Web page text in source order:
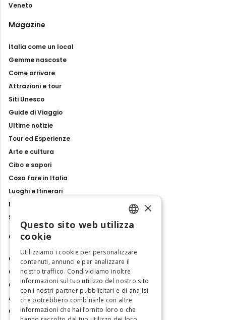
Veneto
Magazine
Italia come un local
Gemme nascoste
Come arrivare
Attrazioni e tour
Siti Unesco
Guide di Viaggio
Ultime notizie
Tour ed Esperienze
Arte e cultura
Cibo e sapori
Cosa fare in Italia
Luoghi e Itinerari
Mostre, eventi e spettacoli
Storie e tradizioni
Contatti
Chi siamo
Collabora con noi
Contatti
Ambasciatrice dell'Eccellenza
Osservatorio Turismo
ENGLISH
ITALIAN
×
Questo sito web utilizza
cookie
Utilizziamo i cookie per personalizzare
contenuti, annunci e per analizzare il
nostro traffico. Condividiamo inoltre
informazioni sul tuo utilizzo del nostro sito
con i nostri partner pubblicitari e di analisi
che potrebbero combinarle con altre
informazioni che hai fornito loro o che